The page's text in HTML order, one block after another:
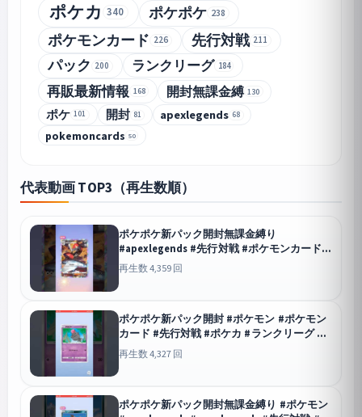
ポケカ 340 ポケポケ 238
ポケモンカード 226 先行対戦 211
パック 200 ランクリーグ 184
再販最新情報 168 開封無課金縛 130
ポケ 101 開封 81 apexlegends 68
pokemoncards 50
代表動画 TOP3（再生数順）
ポケポケ新パック開封無課金縛り
#apexlegends #先行対戦 #ポケモンカード #
ランクリーグ #ポケカ #ポケカ再販最新情報
#apex
再生数 4,359 回
ポケポケ新パック開封 #ポケモン #ポケモン
カード #先行対戦 #ポケカ #ランクリーグ #
ポケモン #ポケカ再販最新情報 #pokemon
#pokemoncards
再生数 4,327 回
ポケポケ新パック開封無課金縛り #ポケモン